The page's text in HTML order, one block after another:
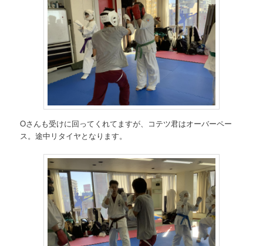
Oさんも受けに回ってくれてますが、コテツ君はオーバーペー
ス。途中リタイヤとなります。